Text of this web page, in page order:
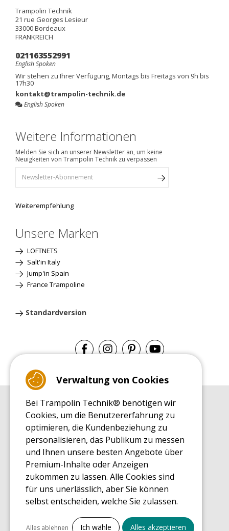
Trampolin Technik
21 rue Georges Lesieur
33000Bordeaux
FRANKREICH
021163552991
English Spoken
Wir stehen zu Ihrer Verfügung, Montags bis Freitags von 9h bis
17h30
kontakt@trampolin-technik.de
English Spoken
Weitere Informationen
Melden Sie sich an unserer Newsletter an, um keine
Neuigkeiten von Trampolin Technik zu verpassen
Weiterempfehlung
Unsere Marken
LOFTNETS
Salt'in Italy
Jump'in Spain
France Trampoline
Standardversion
EINKAUFSRATGEBER
Einkaufsratgeber
MONTAGE RATGEBER
Montagehinweise für ein Freizeit Trampolin
PFLEGERATGEBER
Pflegeratgeber für Ihr Freizeit Trampolin
ENDECKUNGSTOUR
Was Sie über Freizeit Trampoline wissen sollten
EINKAUFSRATGEBER FÜR ERSATZTEILE
Verwaltung von Cookies
Bei Trampolin Technik® benötigen wir
Cookies, um die Benutzererfahrung zu
optimieren, die Kundenbeziehung zu
personalisieren, das Publikum zu messen
und Ihnen unsere besten Angebote über
Premium-Inhalte oder Anzeigen
zukommen zu lassen. Alle Cookies sind
für uns unerlässlich, aber Sie können
selbst entscheiden, welche Sie zulassen.
Alles ankreuzen
Alles ablehnen Ich wähle Alles akzeptieren